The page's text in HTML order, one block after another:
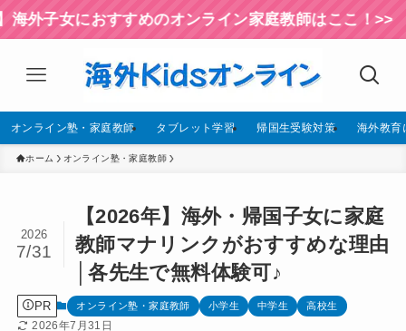
すすめのオンライン家庭教師はここ！>>
オンライン塾・家庭教師 タブレット学習 帰国生受験対策 海外教育
ホーム オンライン塾・家庭教師
【2026年】海外・帰国子女に家庭
教師マナリンクがおすすめな理由
│各先生で無料体験可♪
2026
7/31
PR オンライン塾・家庭教師 小学生 中学生 高校生
2026年7月31日